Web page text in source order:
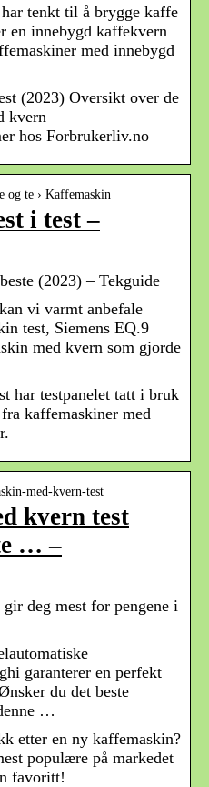
tenkt til å brygge kaffe
en innebygd kaffekvern
med innebygd
(2023) Oversikt over de
kvern –
hos Forbrukerliv.no
og te › Kaffemaskin
i test –
(2023) – Tekguide
vi varmt anbefale
test, Siemens EQ.9
med kvern som gjorde
har testpanelet tatt i bruk
kaffemaskiner med
med-kvern-test
kvern test
… –
deg mest for pengene i
garanterer en perfekt
du det beste
…
etter en ny kaffemaskin?
populære på markedet
favoritt!